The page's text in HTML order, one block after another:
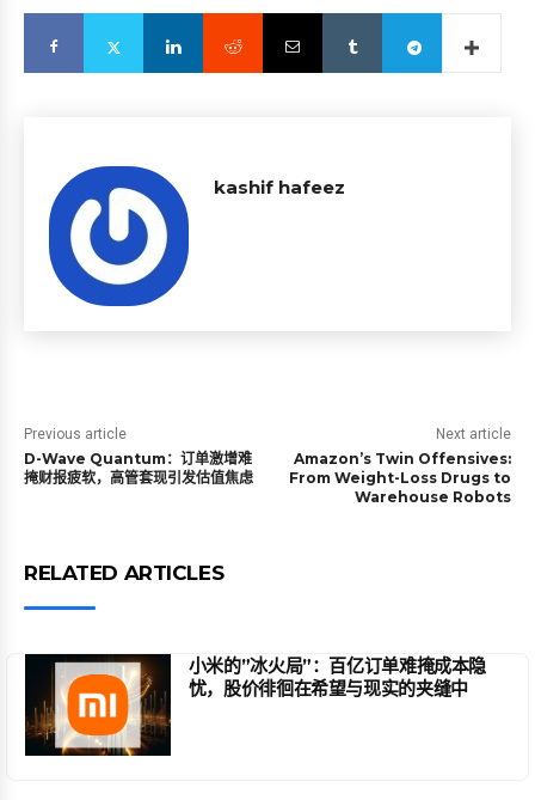
kashif hafeez
Previous article
D-Wave Quantum：订单激增难
掩财报疲软，高管套现引发估值焦虑
Next article
Amazon’s Twin Offensives:
From Weight-Loss Drugs to
Warehouse Robots
RELATED ARTICLES
小米的”冰火局”：百亿订单难掩成本隐
忧，股价徘徊在希望与现实的夹缝中